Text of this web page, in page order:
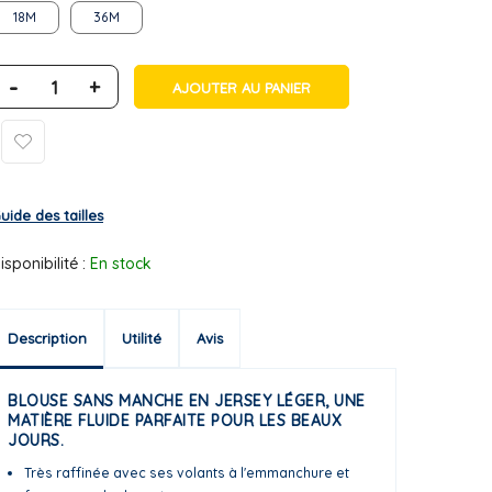
18M 36M
- + AJOUTER AU PANIER
des tailles
: En stock
Description Utilité Avis
BLOUSE SANS MANCHE EN JERSEY LÉGER, UNE
MATIÈRE FLUIDE PARFAITE POUR LES BEAUX
JOURS.
Très raffinée avec ses volants à l'emmanchure et